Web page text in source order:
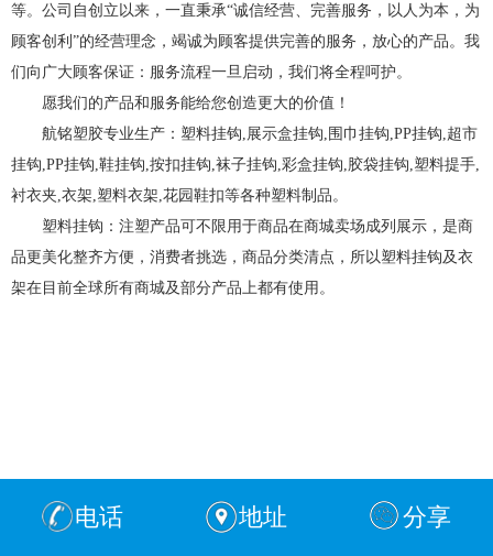
等。公司自创立以来，一直秉承“诚信经营、完善服务，以人为本，为
顾客创利”的经营理念，竭诚为顾客提供完善的服务，放心的产品。我
们向广大顾客保证：服务流程一旦启动，我们将全程呵护。
愿我们的产品和服务能给您创造更大的价值！
航铭塑胶专业生产：塑料挂钩,展示盒挂钩,围巾挂钩,PP挂钩,超市
挂钩,PP挂钩,鞋挂钩,按扣挂钩,袜子挂钩,彩盒挂钩,胶袋挂钩,塑料提手,
衬衣夹,衣架,塑料衣架,花园鞋扣等各种塑料制品。
塑料挂钩：注塑产品可不限用于商品在商城卖场成列展示，是商
品更美化整齐方便，消费者挑选，商品分类清点，所以塑料挂钩及衣
架在目前全球所有商城及部分产品上都有使用。
电话 地址 分享